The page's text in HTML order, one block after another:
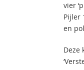
vier
Pijler
en
Deze